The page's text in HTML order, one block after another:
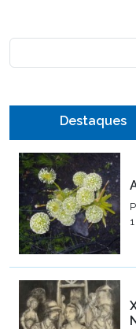
Destaques